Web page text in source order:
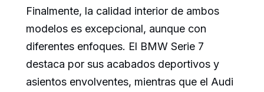
Finalmente, la calidad interior de ambos
modelos es excepcional, aunque con
diferentes enfoques. El BMW Serie 7
destaca por sus acabados deportivos y
asientos envolventes, mientras que el Audi